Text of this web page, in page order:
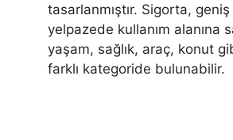
tasarlanmıştır. Sigorta,
yelpazede kullanım alanına
yaşam, sağlık, araç, konut
farklı kategoride bulunabilir.